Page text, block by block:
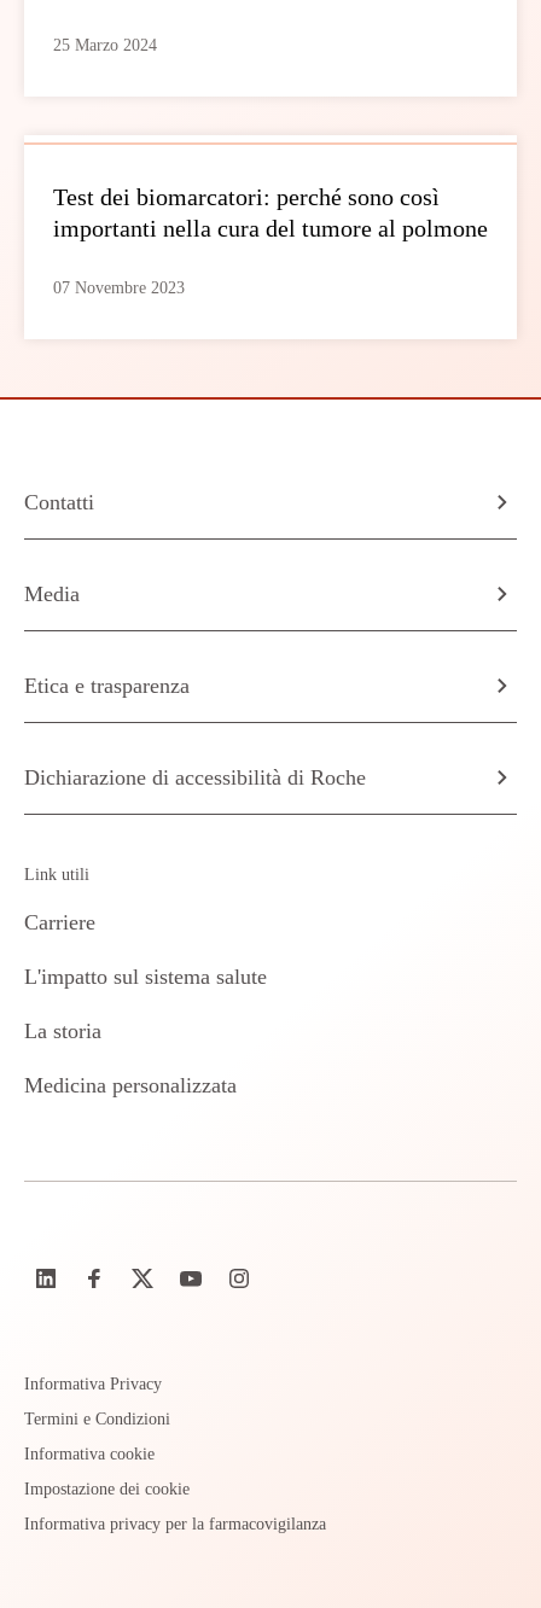
25 Marzo 2024
Test dei biomarcatori: perché sono così
importanti nella cura del tumore al polmone
07 Novembre 2023
Contatti
Media
Etica e trasparenza
Dichiarazione di accessibilità di Roche
Link utili
Carriere
L'impatto sul sistema salute
La storia
Medicina personalizzata
Informativa Privacy
Termini e Condizioni
Informativa cookie
Impostazione dei cookie
Informativa privacy per la farmacovigilanza